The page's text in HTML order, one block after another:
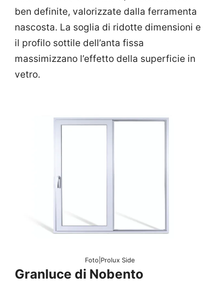
ben definite, valorizzate dalla ferramenta
nascosta. La soglia di ridotte dimensioni e
il profilo sottile dell’anta fissa
massimizzano l’effetto della superficie in
vetro.
Foto|Prolux Side
Granluce di Nobento